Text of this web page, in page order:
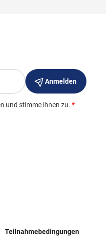
Teilnahmebedingungen